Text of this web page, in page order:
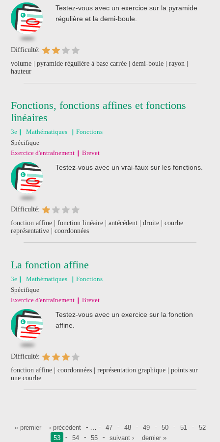
Testez-vous avec un exercice sur la pyramide
régulière et la demi-boule.
Difficulté:
volume | pyramide régulière à base carrée | demi-boule | rayon |
hauteur
Fonctions, fonctions affines et fonctions
linéaires
3e Mathématiques
Fonctions
Spécifique
Exercice d'entraînement
Brevet
Testez-vous avec un vrai-faux sur les fonctions.
Difficulté:
fonction affine | fonction linéaire | antécédent | droite | courbe
représentative | coordonnées
La fonction affine
3e Mathématiques
Fonctions
Spécifique
Exercice d'entraînement
Brevet
Testez-vous avec un exercice sur la fonction
affine.
Difficulté:
fonction affine | coordonnées | représentation graphique | points sur
une courbe
Pages
« premier ‹ précédent 47 48 49 50 51
52
53
54 55 suivant › dernier »